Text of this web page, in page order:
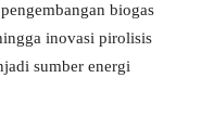
biogas
inovasi pirolisis
sumber energi